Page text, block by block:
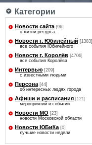
Категории
Новости сайта [96]
о жизни ресурса...
Новости г. Юбилейный [1383]
все события Юбилейного
Новости г. Королёв [4706]
все события Королёва
Интервью [209]
с известными людьми
Персона [44]
об интересных людях города
Афиши и расписания [121]
мероприятий и событий
Новости МО [23]
новости Московской области
Новости ЮБиКа [0]
лучшие новости недели